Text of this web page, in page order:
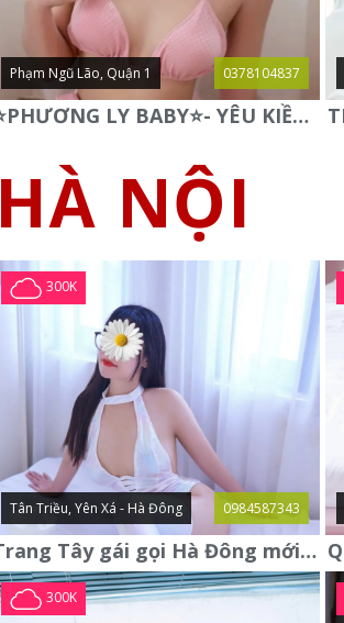
Phạm Ngũ Lão, Quận 1 0378104837
⭐️PHƯƠNG LY BABY⭐️- YÊU KIỀU QUYẾN RŨ - SAY ĐẮM SI MÊ
HÀ NỘI
300K
Tân Triều, Yên Xá - Hà Đông 0984587343
Trang Tây gái gọi Hà Đông mới xác thực
300K